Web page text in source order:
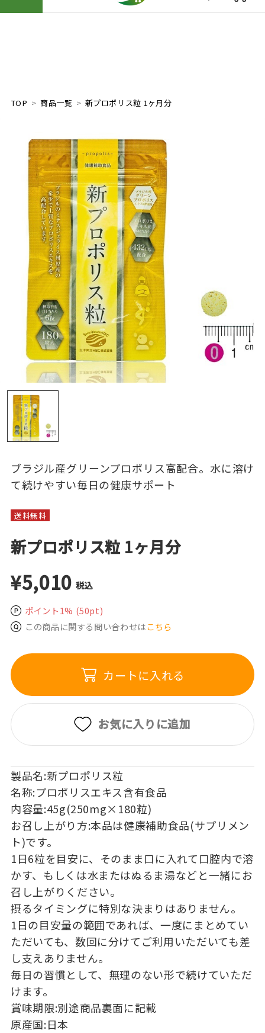
TOP 商品一覧 新プロポリス粒 1ヶ月分
ブラジル産グリーンプロポリス高配合。水に溶け
て続けやすい毎日の健康サポート
送料無料
新プロポリス粒 1ヶ月分
¥5,010 税込
ポイント1% (50pt)
この商品に関する問い合わせはこちら
カートに入れる
お気に入りに追加
製品名:新プロポリス粒
名称:プロポリスエキス含有食品
内容量:45g(250mg×180粒)
お召し上がり方:本品は健康補助食品(サプリメン
ト)です。
1日6粒を目安に、そのまま口に入れて口腔内で溶
かす、もしくは水またはぬるま湯などと一緒にお
召し上がりください。
摂るタイミングに特別な決まりはありません。
1日の目安量の範囲であれば、一度にまとめてい
ただいても、数回に分けてご利用いただいても差
し支えありません。
毎日の習慣として、無理のない形で続けていただ
けます。
賞味期限:別途商品裏面に記載
原産国:日本